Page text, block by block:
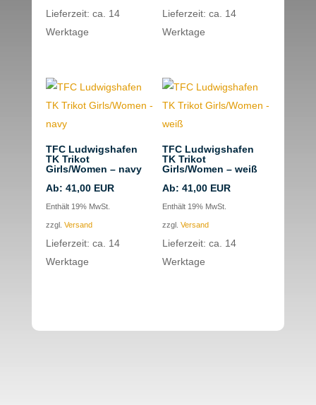
Lieferzeit: ca. 14
Werktage
Lieferzeit: ca. 14
Werktage
TFC Ludwigshafen
TK Trikot
Girls/Women – navy
Ab: 41,00EUR
Enthält 19% MwSt.
zzgl. Versand
Lieferzeit: ca. 14
Werktage
TFC Ludwigshafen
TK Trikot
Girls/Women – weiß
Ab:41,00 EUR
Enthält 19% MwSt.
zzgl.Versand
Lieferzeit: ca. 14
Werktage